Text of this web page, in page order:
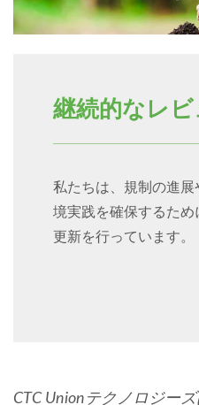
継続的なレビ
私たちは、規制の進
境実践を確保するため
更新を行っています。
CTC Unionテクノロジー